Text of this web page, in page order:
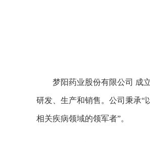
梦阳药业股份有限公司 成
研发、生产和销售。公司秉承“
相关疾病领域的领军者”。